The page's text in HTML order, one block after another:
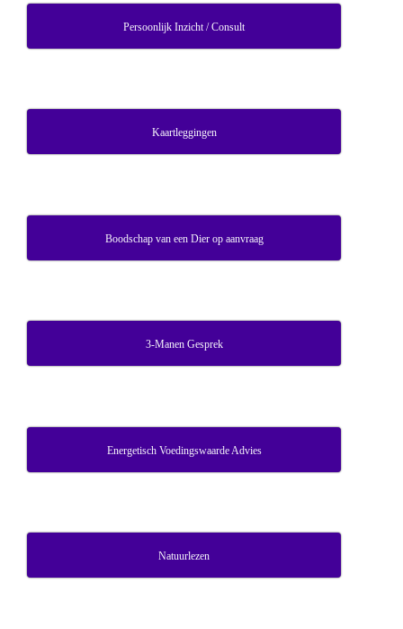
Persoonlijk Inzicht / Consult
Kaartleggingen
Boodschap van een Dier op aanvraag
3-Manen Gesprek
Energetisch Voedingswaarde Advies
Natuurlezen